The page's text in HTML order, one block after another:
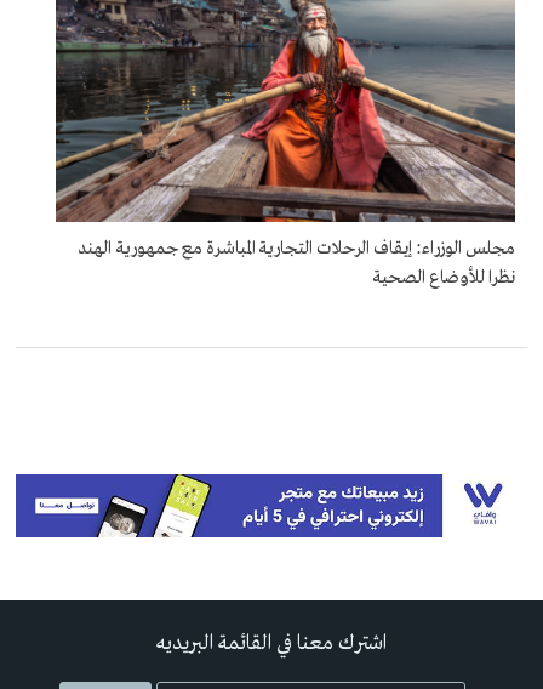
مجلس الوزراء: إيقاف الرحلات التجارية المباشرة مع جمهورية الهند
نظرا للأوضاع الصحية
اشترك معنا في القائمة البريديه